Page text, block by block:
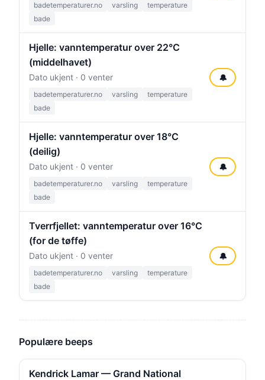
badetemperaturer.no varsling
temperature
bade
Hjelle: vanntemperatur over 22°C
(middelhavet)
Dato ukjent · 0 venter
badetemperaturer.no varsling
temperature
bade
🔔
Hjelle: vanntemperatur over 18°C
(deilig)
Dato ukjent · 0 venter
badetemperaturer.no varsling
temperature
bade
🔔
Tverrfjellet: vanntemperatur over 16°C
(for de tøffe)
Dato ukjent · 0 venter
badetemperaturer.no varsling
temperature
bade
🔔
Populære beeps
Kendrick Lamar — Grand National